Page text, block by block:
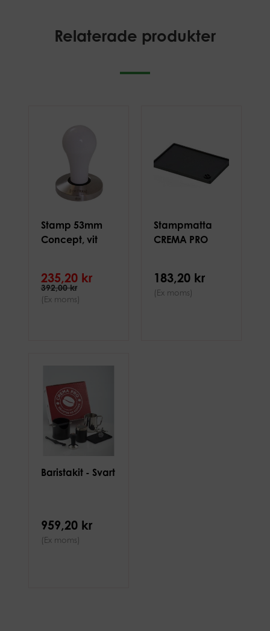
Relaterade produkter
Stamp 53mm
Concept, vit
235,20 kr
392,00 kr
(Ex moms)
Stampmatta
CREMA PRO
183,20 kr
(Ex moms)
Baristakit - Svart
959,20 kr
(Ex moms)